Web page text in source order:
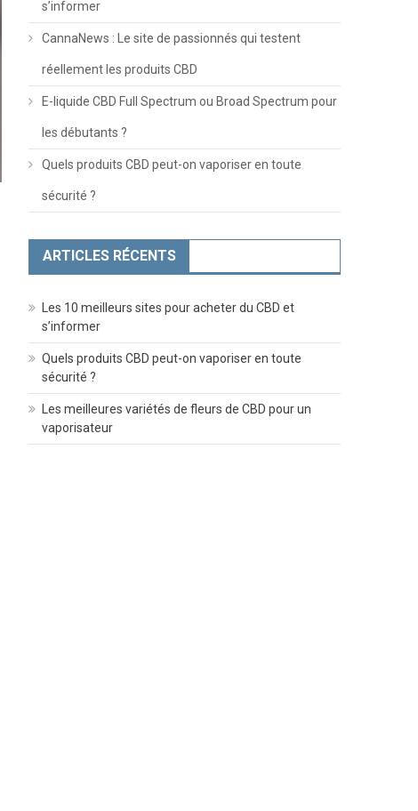
s’informer
CannaNews : Le site de passionnés qui testent
réellement les produits CBD
E-liquide CBD Full Spectrum ou Broad Spectrum pour
les débutants ?
Quels produits CBD peut-on vaporiser en toute
sécurité ?
ARTICLES RÉCENTS
Les 10 meilleurs sites pour acheter du CBD et
s’informer
Quels produits CBD peut-on vaporiser en toute
sécurité ?
Les meilleures variétés de fleurs de CBD pour un
vaporisateur